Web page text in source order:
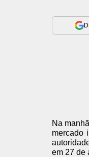
Na
mercado
em 27 de